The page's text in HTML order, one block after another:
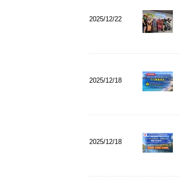
2025/12/22
2025/12/18
2025/12/18